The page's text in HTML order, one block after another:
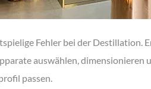
Fehler bei der Destillation.
auswählen, dimensionieren
passen.